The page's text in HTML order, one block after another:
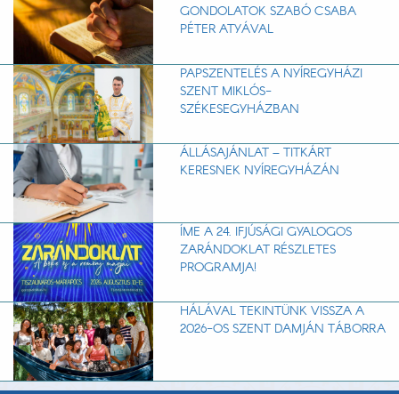
GONDOLATOK SZABÓ CSABA
PÉTER ATYÁVAL
PAPSZENTELÉS A NYÍREGYHÁZI
SZENT MIKLÓS-
SZÉKESEGYHÁZBAN
ÁLLÁSAJÁNLAT – TITKÁRT
KERESNEK NYÍREGYHÁZÁN
ÍME A 24. IFJÚSÁGI GYALOGOS
ZARÁNDOKLAT RÉSZLETES
PROGRAMJA!
HÁLÁVAL TEKINTÜNK VISSZA A
2026-OS SZENT DAMJÁN TÁBORRA